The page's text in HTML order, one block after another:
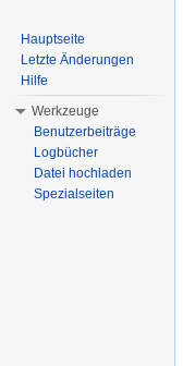
Hauptseite
Letzte Änderungen
Hilfe
Werkzeuge
Benutzerbeiträge
Logbücher
Datei hochladen
Spezialseiten